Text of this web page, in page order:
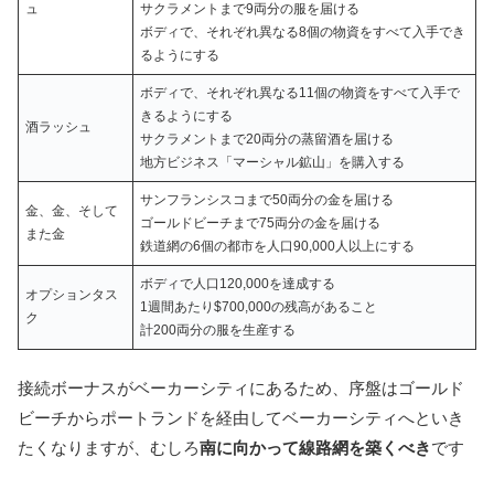
ュ
サクラメントまで9両分の服を届ける
ボディで、それぞれ異なる8個の物資をすべて入手でき
るようにする
酒ラッシュ
ボディで、それぞれ異なる11個の物資をすべて入手で
きるようにする
サクラメントまで20両分の蒸留酒を届ける
地方ビジネス「マーシャル鉱山」を購入する
金、金、そして
また金
サンフランシスコまで50両分の金を届ける
ゴールドビーチまで75両分の金を届ける
鉄道網の6個の都市を人口90,000人以上にする
オプションタス
ク
ボディで人口120,000を達成する
1週間あたり$700,000の残高があること
計200両分の服を生産する
接続ボーナスがベーカーシティにあるため、序盤はゴールド
ビーチからポートランドを経由してベーカーシティへといき
たくなりますが、むしろ南に向かって線路網を築くべきです